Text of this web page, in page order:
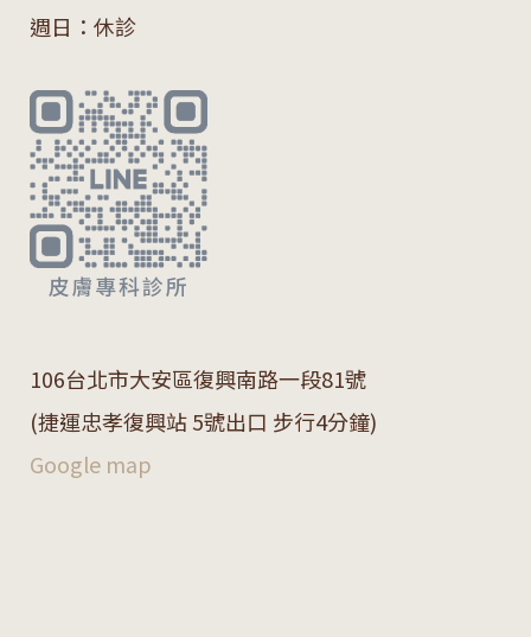
週日：休診
106台北市大安區復興南路一段81號
(捷運忠孝復興站 5號出口 步行4分鐘)
Google map